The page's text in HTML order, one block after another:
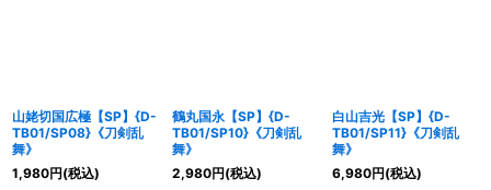
山姥切国広極【SP】{D-
TB01/SP08}《刀剣乱
舞》
1,980円(税込)
鶴丸国永【SP】{D-
TB01/SP10}《刀剣乱
舞》
2,980円(税込)
白山吉光【SP】{D-
TB01/SP11}《刀剣乱
舞》
6,980円(税込)